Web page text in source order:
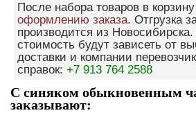
После набора товаров в
оформлению заказа. Отгрузка
производится из
стоимость будут зависеть от
доставки и компании
справок: +7 913 764 2588
С синяком обыкновенным
заказывают: